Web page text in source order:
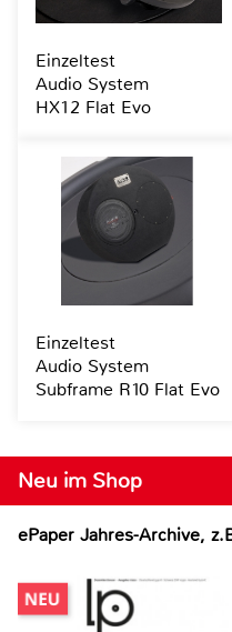
Neu im Shop
ePaper Jahres-Archive,
Einzeltest
Audio System
HX12 Flat Evo
Einzeltest
Audio System
Subframe R10 Flat Evo